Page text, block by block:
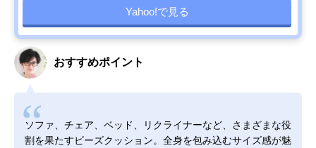
Yahoo!で見る
おすすめポイント
ソファ、チェア、ベッド、リクライナーなど、さまざまな役
割を果たすビーズクッション。全身を包み込むサイズ感が魅